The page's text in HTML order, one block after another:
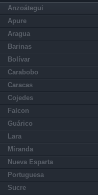
Anzoátegui
Apure
Aragua
Barinas
Bolívar
Carabobo
Caracas
Cojedes
Falcon
Guárico
Lara
Miranda
Nueva Esparta
Portuguesa
Sucre